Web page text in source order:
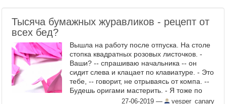
Тысяча бумажных журавликов - рецепт от
всех бед?
Вышла на работу после отпуска. На столе
стопка квадратных розовых листочков. -
Ваши? -- спрашиваю начальника -- он
сидит слева и клацает по клавиатуре. - Это
тебе, -- говорит, не отрываясь от компа. --
Будешь оригами мастерить. - Я тоже по
вам скучала. А если серьезно? Начальник
27-06-2019 — vesper_canary